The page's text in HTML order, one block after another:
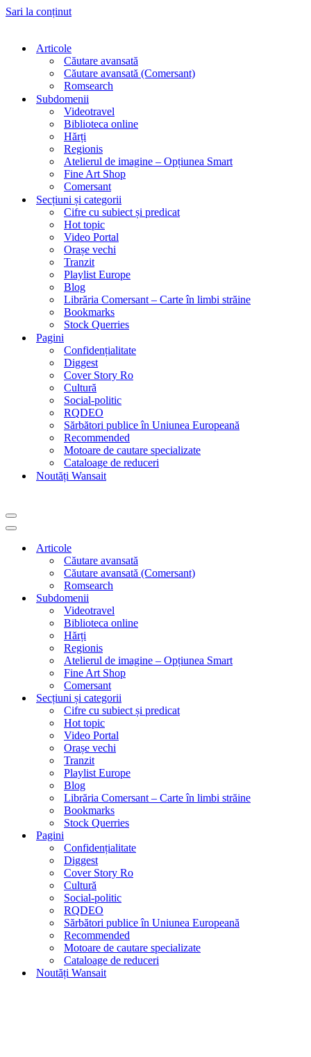
Sari la conținut
Articole
Căutare avansată
Căutare avansată (Comersant)
Romsearch
Subdomenii
Videotravel
Biblioteca online
Hărți
Regionis
Atelierul de imagine – Opțiunea Smart
Fine Art Shop
Comersant
Secțiuni și categorii
Cifre cu subiect și predicat
Hot topic
Video Portal
Orașe vechi
Tranzit
Playlist Europe
Blog
Librăria Comersant – Carte în limbi străine
Bookmarks
Stock Querries
Pagini
Confidențialitate
Diggest
Cover Story Ro
Cultură
Social-politic
RQDEO
Sărbători publice în Uniunea Europeană
Recommended
Motoare de cautare specializate
Cataloage de reduceri
Noutăți Wansait
Meniu
de
Meniu
navigareArticole
Căutare avansată
Căutare avansată (Comersant)
Romsearch
Subdomenii
Videotravel
Biblioteca online
Hărți
Regionis
Atelierul de imagine – Opțiunea Smart
Fine Art Shop
Comersant
Secțiuni și categorii
Cifre cu subiect și predicat
Hot topic
Video Portal
Orașe vechi
Tranzit
Playlist Europe
Blog
Librăria Comersant – Carte în limbi străine
Bookmarks
Stock Querries
Pagini
Confidențialitate
Diggest
Cover Story Ro
Cultură
Social-politic
RQDEO
Sărbători publice în Uniunea Europeană
Recommended
Motoare de cautare specializate
Cataloage de reduceri
Noutăți Wansait